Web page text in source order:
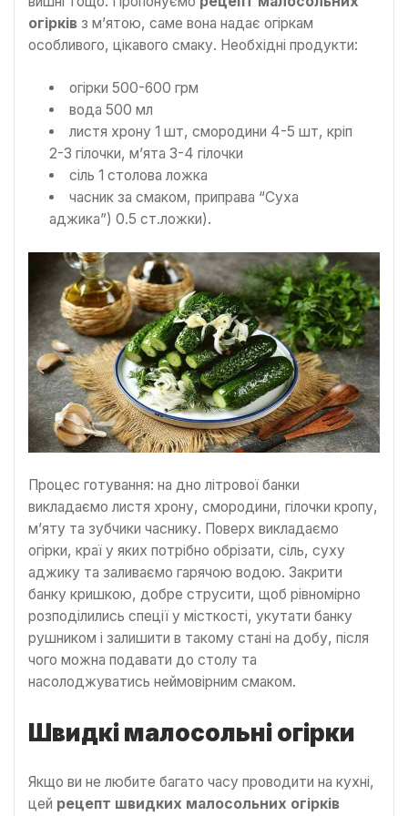
огірків з м’ятою, саме вона надає огіркам
особливого, цікавого смаку. Необхідні продукти:
огірки 500-600 грм
вода 500 мл
листя хрону 1 шт, смородини 4-5 шт, кріп
2-3 гілочки, м’ята 3-4 гілочки
сіль 1 столова ложка
часник за смаком, приправа “Суха
аджика”) 0.5 ст.ложки).
Процес готування: на дно літрової банки
викладаємо листя хрону, смородини, гілочки кропу,
м’яту та зубчики часнику. Поверх викладаємо
огірки, краї у яких потрібно обрізати, сіль, суху
аджику та заливаємо гарячою водою. Закрити
банку кришкою, добре струсити, щоб рівномірно
розподілились спеції у місткості, укутати банку
рушником і залишити в такому стані на добу, після
чого можна подавати до столу та
насолоджуватись неймовірним смаком.
Швидкі малосольні огірки
Якщо ви не любите багато часу проводити на кухні,
цей рецепт швидких малосольних огірків